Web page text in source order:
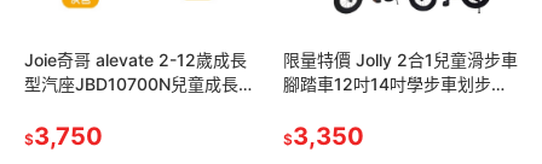
Joie奇哥 alevate 2-12歲成長
型汽座JBD10700N兒童成長型
$3,750
限量特價 Jolly 2合1兒童滑步車
腳踏車12吋14吋學步車划步車
童自行車push bike
$3,350